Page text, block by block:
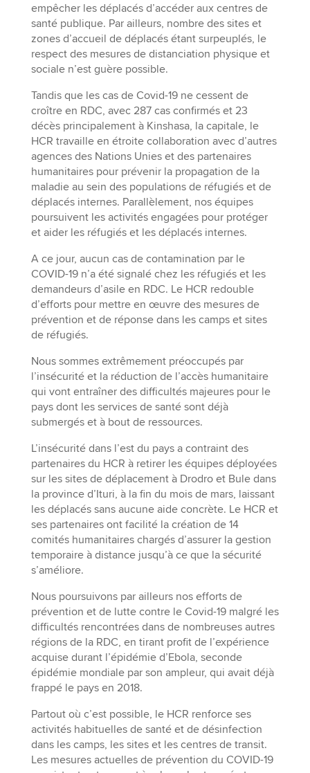
empêcher les déplacés d’accéder aux centres de
santé publique. Par ailleurs, nombre des sites et
zones d’accueil de déplacés étant surpeuplés, le
respect des mesures de distanciation physique et
sociale n’est guère possible.
Tandis que les cas de Covid-19 ne cessent de
croître en RDC, avec 287 cas confirmés et 23
décès principalement à Kinshasa, la capitale, le
HCR travaille en étroite collaboration avec d’autres
agences des Nations Unies et des partenaires
humanitaires pour prévenir la propagation de la
maladie au sein des populations de réfugiés et de
déplacés internes. Parallèlement, nos équipes
poursuivent les activités engagées pour protéger
et aider les réfugiés et les déplacés internes.
A ce jour, aucun cas de contamination par le
COVID-19 n’a été signalé chez les réfugiés et les
demandeurs d’asile en RDC. Le HCR redouble
d’efforts pour mettre en œuvre des mesures de
prévention et de réponse dans les camps et sites
de réfugiés.
Nous sommes extrêmement préoccupés par
l’insécurité et la réduction de l’accès humanitaire
qui vont entraîner des difficultés majeures pour le
pays dont les services de santé sont déjà
submergés et à bout de ressources.
L’insécurité dans l’est du pays a contraint des
partenaires du HCR à retirer les équipes déployées
sur les sites de déplacement à Drodro et Bule dans
la province d’Ituri, à la fin du mois de mars, laissant
les déplacés sans aucune aide concrète. Le HCR et
ses partenaires ont facilité la création de 14
comités humanitaires chargés d’assurer la gestion
temporaire à distance jusqu’à ce que la sécurité
s’améliore.
Nous poursuivons par ailleurs nos efforts de
prévention et de lutte contre le Covid-19 malgré les
difficultés rencontrées dans de nombreuses autres
régions de la RDC, en tirant profit de l’expérience
acquise durant l’épidémie d’Ebola, seconde
épidémie mondiale par son ampleur, qui avait déjà
frappé le pays en 2018.
Partout où c’est possible, le HCR renforce ses
activités habituelles de santé et de désinfection
dans les camps, les sites et les centres de transit.
Les mesures actuelles de prévention du COVID-19